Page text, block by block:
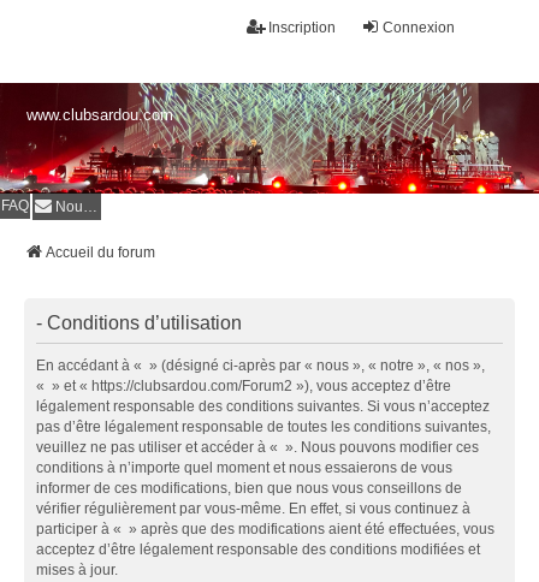
Connexion
Inscription
www.clubsardou.com
FAQ Nous contacter
Accueil du forum
- Conditions d’utilisation
En accédant à « » (désigné ci-après par « nous », « notre », « nos »,
« » et « https://clubsardou.com/Forum2 »), vous acceptez d’être
légalement responsable des conditions suivantes. Si vous n’acceptez
pas d’être légalement responsable de toutes les conditions suivantes,
veuillez ne pas utiliser et accéder à « ». Nous pouvons modifier ces
conditions à n’importe quel moment et nous essaierons de vous
informer de ces modifications, bien que nous vous conseillons de
vérifier régulièrement par vous-même. En effet, si vous continuez à
participer à « » après que des modifications aient été effectuées, vous
acceptez d’être légalement responsable des conditions modifiées et
mises à jour.